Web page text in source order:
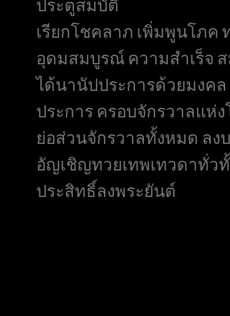
ประตูสมบัติ
เรียกโชคลาภ เพิ่มพูนโภค
อุดมสมบูรณ์ ความสำเร็จ
ได้นานัปประการด้วยมงค
ประการ ครอบจักรวาลแห่
ย่อส่วนจักรวาลทั้งหมด ลง
อัญเชิญทวยเทพเทวดาทั่ว
ประสิทธิ์ลงพระยันต์